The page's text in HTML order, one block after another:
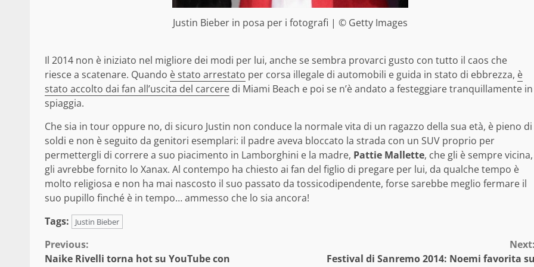
Justin Bieber in posa per i fotografi | © Getty Images
Il 2014 non è iniziato nel migliore dei modi per lui, anche se sembra provarci gusto con tutto il caos che
riesce a scatenare. Quando è stato arrestato per corsa illegale di automobili e guida in stato di ebbrezza, è
stato accolto dai fan all’uscita del carcere di Miami Beach e poi se n’è andato a festeggiare tranquillamente in
spiaggia.
Che sia in tour oppure no, di sicuro Justin non conduce la normale vita di un ragazzo della sua età, è pieno di
soldi e non è seguito da genitori esemplari: il padre aveva bloccato la strada con un SUV proprio per
permettergli di correre a suo piacimento in Lamborghini e la madre, Pattie Mallette, che gli è sempre vicina,
gli avrebbe fornito lo Xanax. Al contempo ha chiesto ai fan del figlio di pregare per lui, da qualche tempo è
molto religiosa e non ha mai nascosto il suo passato da tossicodipendente, forse sarebbe meglio fermare il
suo pupillo finché è in tempo… ammesso che lo sia ancora!
Tags:
Justin Bieber
Continue
Previous:
Naike Rivelli torna hot su YouTube con
Festival di Sanremo 2014: Noemi favorita